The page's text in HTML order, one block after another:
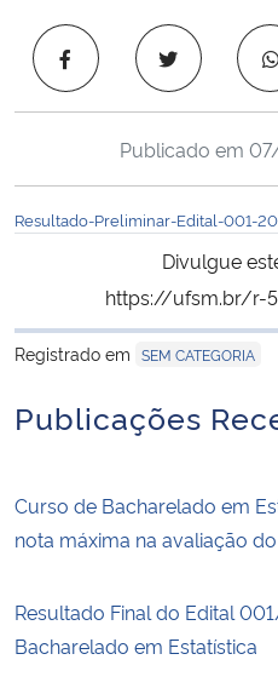
Ministério da Cidadania
Ministério da Ciência, Tecnologia,
Ministério do Meio Ambiente
Secretaria-Geral
Publicado em
Resultado-Preliminar-Edital-001-
Divulgue
https://ufsm.br/r-
Registrado em SEM CATEGORIA
Publicações
Curso de Bacharelado em
nota máxima na avaliação
Resultado Final do Edital
Bacharelado em Estatística